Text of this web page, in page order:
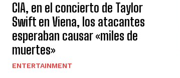
CIA, en el concierto de Taylor
Swift en Viena, los atacantes
esperaban causar «miles de
muertes»
ENTERTAINMENT